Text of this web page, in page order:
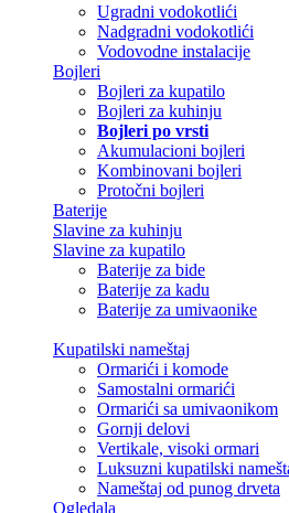
Ugradni vodokotlići
Nadgradni vodokotlići
Vodovodne instalacije
Bojleri
Bojleri za kupatilo
Bojleri za kuhinju
Bojleri po vrsti
Akumulacioni bojleri
Kombinovani bojleri
Protočni bojleri
Baterije
Slavine za kuhinju
Slavine za kupatilo
Baterije za bide
Baterije za kadu
Baterije za umivaonike
Kupatilski nameštaj
Ormarići i komode
Samostalni ormarići
Ormarići sa umivaonikom
Gornji delovi
Vertikale, visoki ormari
Luksuzni kupatilski
Nameštaj od punog drveta
Ogledala